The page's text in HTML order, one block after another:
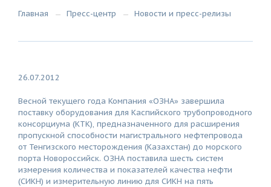
Главная Пресс-центр Новости и пресс-релизы
26.07.2012
Весной текущего года Компания «ОЗНА» завершила
поставку оборудования для Каспийского трубопроводного
консорциума (КТК), предназначенного для расширения
пропускной способности магистрального нефтепровода
от Тенгизского месторождения (Казахстан) до морского
порта Новороссийск. ОЗНА поставила шесть систем
измерения количества и показателей качества нефти
(СИКН) и измерительную линию для СИКН на пять